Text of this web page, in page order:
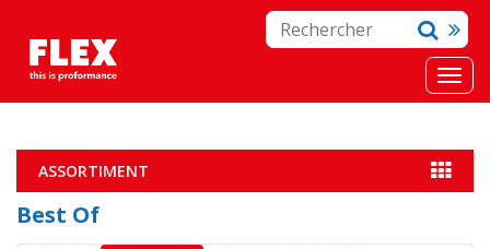
ASSORTIMENT
Best Of